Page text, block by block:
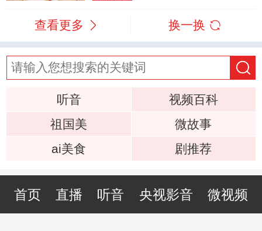
查看更多 换一换
听音
视频百科
祖国美
微故事
ai美食
剧推荐
首页 直播 听音 央视影音 微视频